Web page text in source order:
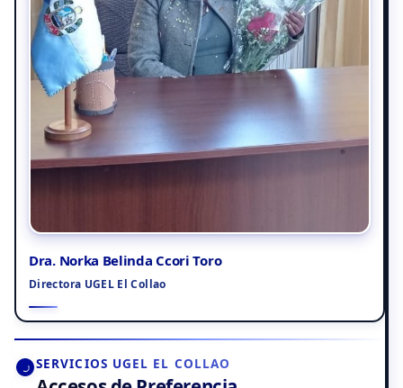
Dra. Norka Belinda Ccori Toro
Directora UGEL El Collao
SERVICIOS UGEL EL COLLAO